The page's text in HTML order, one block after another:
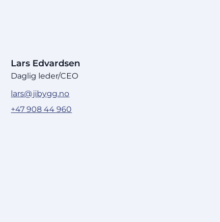
Lars Edvardsen
Daglig leder/CEO
lars@jibygg.no
+47 908 44 960